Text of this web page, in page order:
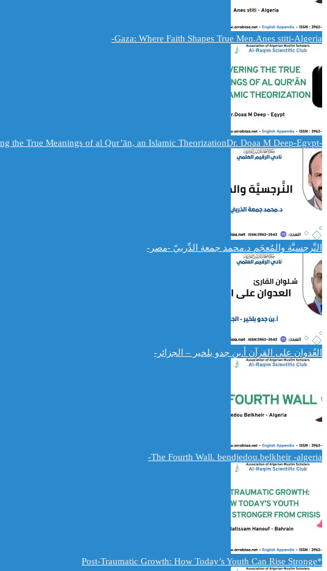
Gaza: Where Faith Shapes True Men.Anes stiti-Algeria-
-Delivering the True Meanings of al Qur’ān, an Islamic TheorizationDr. Doaa M Deep-Egypt
النَّرجسيَّة والمُعجَم د.محمد جمعة الدِّربيّ -مصر-
العُدوان على القرآن أ.بن جدو بلخير – الجزائر-
The Fourth Wall. bendjedou.belkheir -algeria-
*Post-Traumatic Growth: How Today’s Youth Can Rise Stronge